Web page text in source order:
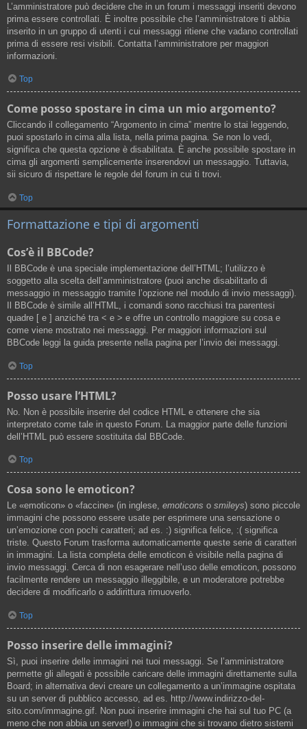
L’amministratore può decidere che in un forum i messaggi inseriti devono
prima essere controllati. È inoltre possibile che l’amministratore ti abbia
inserito in un gruppo di utenti i cui messaggi ritiene che vadano controllati
prima di essere resi visibili. Contatta l’amministratore per maggiori
informazioni.
Top
Come posso spostare in cima un mio argomento?
Cliccando il collegamento “Argomento in cima” mentre lo stai leggendo,
puoi spostarlo in cima alla lista, nella prima pagina. Se non lo vedi,
significa che questa opzione è disabilitata. È anche possibile spostare in
cima gli argomenti semplicemente inserendovi un messaggio. Tuttavia,
sii sicuro di rispettare le regole del forum in cui ti trovi.
Top
Formattazione e tipi di argomenti
Cos’è il BBCode?
Il BBCode è una speciale implementazione dell’HTML; l’utilizzo è
soggetto alla scelta dell’amministratore (puoi anche disabilitarlo di
messaggio in messaggio tramite l’opzione nel modulo di invio messaggi).
Il BBCode è simile all’HTML, i comandi sono racchiusi tra parentesi
quadre [ e ] anziché tra < e > e offre un controllo maggiore su cosa e
come viene mostrato nei messaggi. Per maggiori informazioni sul
BBCode leggi la guida presente nella pagina per l’invio dei messaggi.
Top
Posso usare l’HTML?
No. Non è possibile inserire del codice HTML e ottenere che sia
interpretato come tale in questo Forum. La maggior parte delle funzioni
dell’HTML può essere sostituita dal BBCode.
Top
Cosa sono le emoticon?
Le «emoticon» o «faccine» (in inglese, emoticons o smileys) sono piccole
immagini che possono essere usate per esprimere una sensazione o
un’emozione con pochi caratteri; ad es. :) significa felice, :( significa
triste. Questo Forum trasforma automaticamente queste serie di caratteri
in immagini. La lista completa delle emoticon è visibile nella pagina di
invio messaggi. Cerca di non esagerare nell’uso delle emoticon, possono
facilmente rendere un messaggio illeggibile, e un moderatore potrebbe
decidere di modificarlo o addirittura rimuoverlo.
Top
Posso inserire delle immagini?
Sì, puoi inserire delle immagini nei tuoi messaggi. Se l’amministratore
permette gli allegati è possibile caricare delle immagini direttamente sulla
Board; in alternativa devi creare un collegamento a un’immagine ospitata
su un server di pubblico accesso, ad es. http://www.indirizzo-del-
sito.com/immagine.gif. Non puoi inserire immagini che hai sul tuo PC (a
meno che non abbia un server!) o immagini che si trovano dietro sistemi